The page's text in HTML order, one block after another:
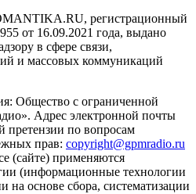
регистрационный
от 16.09.2021 года, выдано
в сфере связи,
и массовых коммуникаций
Общество с ограниченной
Адрес электронной почты
претензии по вопросам
прав: copyright@gpmradio.ru
(сайте) применяются
(информационные технологии
на основе сбора, систематизации